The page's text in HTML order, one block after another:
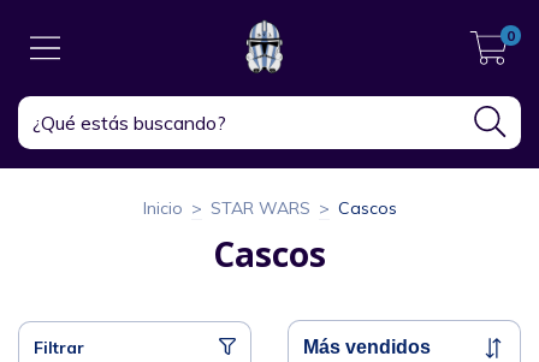
0
Inicio > STAR WARS > Cascos
Cascos
Filtrar